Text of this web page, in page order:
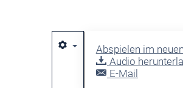
Abspielen im
Audio
E-Mail